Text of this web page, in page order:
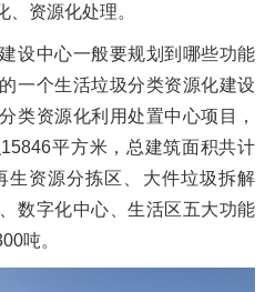
破碎机
锤式破碎机 移动式破碎站
成型机 生物质颗粒机
打包机
套机组
闭式破碎系统 废轮胎热解系统
破胶机组
选分离设备
机 滚筒筛
除尘器 轮胎抽丝机
资源化处理。
设中心一般要规划到哪些功能
一个生活垃圾分类资源化建设
类资源化利用处置中心项目，
平方米，总建筑面积共计
生资源分拣区、大件垃圾拆解
数字化中心、生活区五大功能
吨。